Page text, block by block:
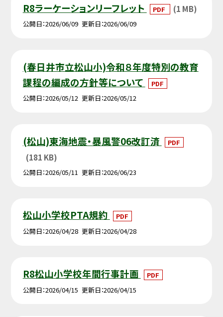
R8ラーケーションリーフレット PDF (1 MB)
公開日 2026/06/09 更新日 2026/06/09
(春日井市立松山小)令和８年度特別の教育
課程の編成の方針等について
PDF
公開日 2026/05/12 更新日 2026/05/12
(松山)東海地震・暴風警06改訂済 PDF
(181 KB)
公開日 2026/05/11 更新日 2026/06/23
松山小学校PTA規約
PDF
公開日 2026/04/28 更新日 2026/04/28
R8松山小学校年間行事計画
PDF
公開日 2026/04/15 更新日 2026/04/15